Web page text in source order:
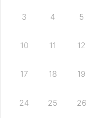
3 4 5
10 11 12
17 18 19
24 25 26